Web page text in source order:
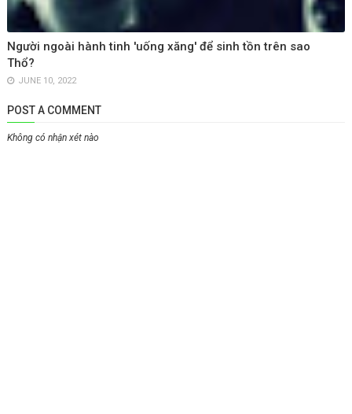
Người ngoài hành tinh 'uống xăng' để sinh tồn trên sao
Thổ?
JUNE 10, 2022
POST A COMMENT
Không có nhận xét nào